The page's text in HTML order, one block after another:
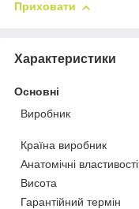
Приховати
Характеристики
Основні
Виробник
Країна виробник
Анатомічні властивості
Висота
Гарантійний термін